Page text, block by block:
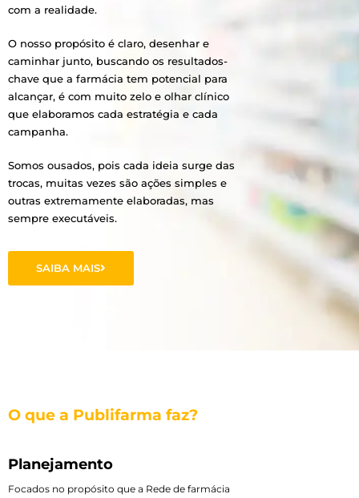
com a realidade.
O nosso propósito é claro, desenhar e
caminhar junto, buscando os resultados-
chave que a farmácia tem potencial para
alcançar, é com muito zelo e olhar clínico
que elaboramos cada estratégia e cada
campanha.
Somos ousados, pois cada ideia surge das
trocas, muitas vezes são ações simples e
outras extremamente elaboradas, mas
sempre executáveis.
SAIBA MAIS
O que a Publifarma faz?
Planejamento
Focados no propósito que a Rede de farmácia